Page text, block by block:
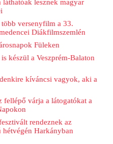
láthatóak lesznek magyar
versenyfilm a 33.
Diákfilmszemlén
Füleken
készül a Veszprém-Balaton
kíváncsi vagyok, aki a
fellépő várja a látogatókat a
rendeznek az
hétvégén Harkányban